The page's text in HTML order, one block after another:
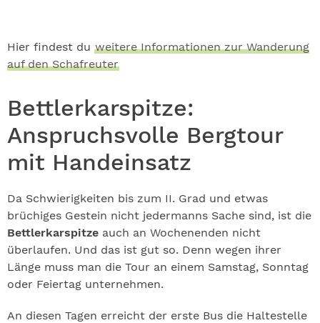
Hier findest du weitere Informationen zur Wanderung
auf den Schafreuter
Bettlerkarspitze:
Anspruchsvolle Bergtour
mit Handeinsatz
Da Schwierigkeiten bis zum II. Grad und etwas
brüchiges Gestein nicht jedermanns Sache sind, ist die
Bettlerkarspitze auch an Wochenenden nicht
überlaufen. Und das ist gut so. Denn wegen ihrer
Länge muss man die Tour an einem Samstag, Sonntag
oder Feiertag unternehmen.
An diesen Tagen erreicht der erste Bus die Haltestelle